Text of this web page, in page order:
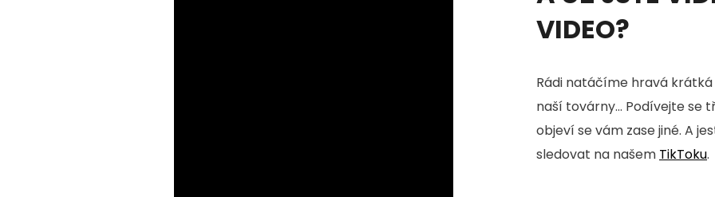
VIDEO?
Rádi natáčíme hravá krátká
naší továrny... Podívejte se
objeví se vám zase jiné. A
sledovat na našem TikToku.